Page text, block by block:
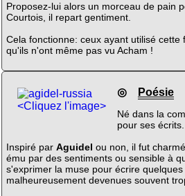
Proposez-lui alors un morceau de pain
Courtois, il repart gentiment.
Cela fonctionne: ceux ayant utilisé
qu'ils n'ont même pas vu Acham !
<Cliquez l'image>
◎ Poésie
Né dans la
pour ses écrits.
Inspiré par Aguidel ou non, il fut
ému par des sentiments ou sensible à
s'exprimer la muse pour écrire
malheureusement devenues souvent